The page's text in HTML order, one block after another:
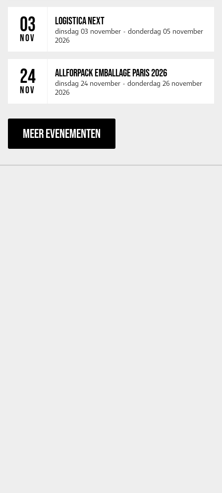
03
NOV
LOGISTICA NEXT
dinsdag 03 november - donderdag 05 november
2026
24
NOV
ALLFORPACK EMBALLAGE PARIS 2026
dinsdag 24 november - donderdag 26 november
2026
MEER EVENEMENTEN